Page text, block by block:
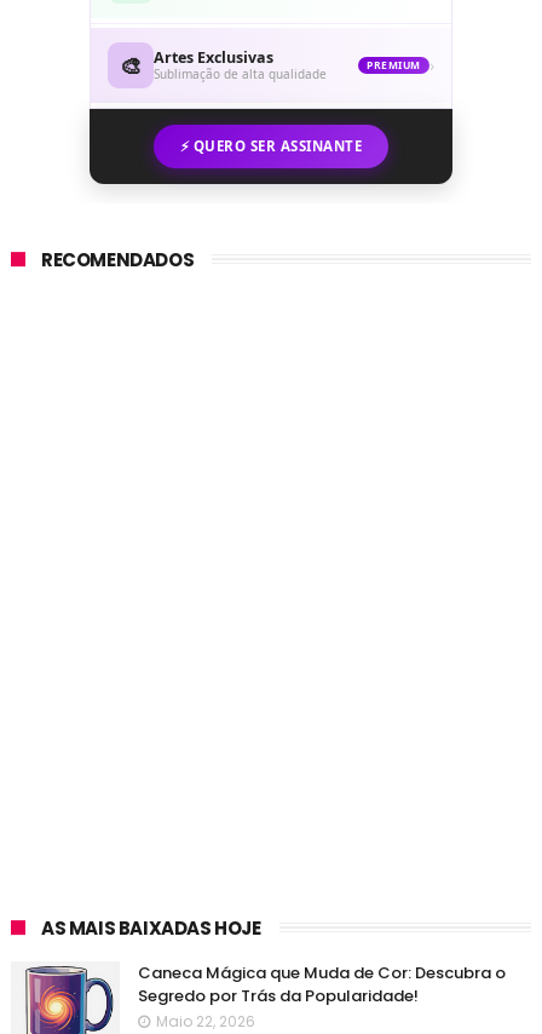
🎨 Artes Exclusivas
Sublimação de alta qualidade
PREMIUM ›
⚡ QUERO SER ASSINANTE
RECOMENDADOS
AS MAIS BAIXADAS HOJE
Caneca Mágica que Muda de Cor: Descubra o
Segredo por Trás da Popularidade!
Maio 22, 2026